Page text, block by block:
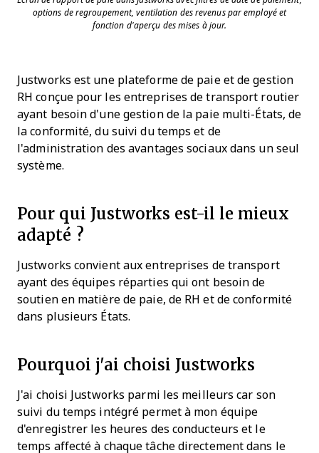
options de regroupement, ventilation des revenus par employé et
fonction d'aperçu des mises à jour.
Justworks est une plateforme de paie et de gestion
RH conçue pour les entreprises de transport routier
ayant besoin d'une gestion de la paie multi-États, de
la conformité, du suivi du temps et de
l'administration des avantages sociaux dans un seul
système.
Pour qui Justworks est-il le mieux
adapté ?
Justworks convient aux entreprises de transport
ayant des équipes réparties qui ont besoin de
soutien en matière de paie, de RH et de conformité
dans plusieurs États.
Pourquoi j'ai choisi Justworks
J'ai choisi Justworks parmi les meilleurs car son
suivi du temps intégré permet à mon équipe
d'enregistrer les heures des conducteurs et le
temps affecté à chaque tâche directement dans le